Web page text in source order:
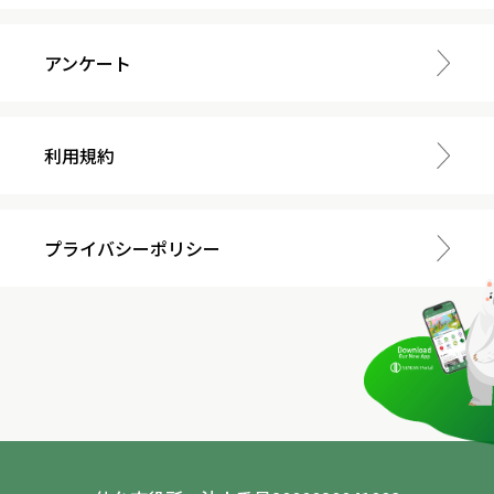
アンケート
利用規約
プライバシーポリシー